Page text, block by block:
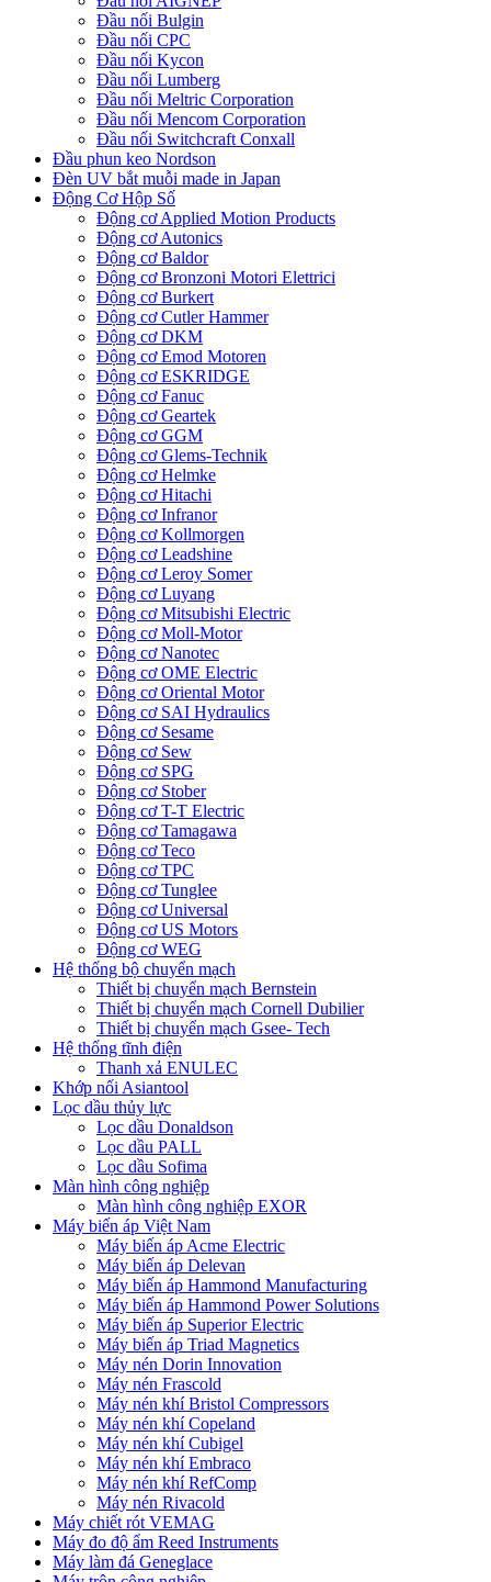
Đầu nối Bulgin
Đầu nối CPC
Đầu nối Kycon
Đầu nối Lumberg
Đầu nối Meltric Corporation
Đầu nối Mencom Corporation
Đầu nối Switchcraft Conxall
Đầu phun keo Nordson
Đèn UV bắt muỗi made in Japan
Động Cơ Hộp Số
Động cơ Applied Motion Products
Động cơ Autonics
Động cơ Baldor
Động cơ Bronzoni Motori Elettrici
Động cơ Burkert
Động cơ Cutler Hammer
Động cơ DKM
Động cơ Emod Motoren
Động cơ ESKRIDGE
Động cơ Fanuc
Động cơ Geartek
Động cơ GGM
Động cơ Glems-Technik
Động cơ Helmke
Động cơ Hitachi
Động cơ Infranor
Động cơ Kollmorgen
Động cơ Leadshine
Động cơ Leroy Somer
Động cơ Luyang
Động cơ Mitsubishi Electric
Động cơ Moll-Motor
Động cơ Nanotec
Động cơ OME Electric
Động cơ Oriental Motor
Động cơ SAI Hydraulics
Động cơ Sesame
Động cơ Sew
Động cơ SPG
Động cơ Stober
Động cơ T-T Electric
Động cơ Tamagawa
Động cơ Teco
Động cơ TPC
Động cơ Tunglee
Động cơ Universal
Động cơ US Motors
Động cơ WEG
Hệ thống bộ chuyển mạch
Thiết bị chuyển mạch Bernstein
Thiết bị chuyển mạch Cornell Dubilier
Thiết bị chuyển mạch Gsee- Tech
Hệ thống tĩnh điện
Thanh xả ENULEC
Khớp nối Asiantool
Lọc dầu thủy lực
Lọc dầu Donaldson
Lọc dầu PALL
Lọc dầu Sofima
Màn hình công nghiệp
Màn hình công nghiệp EXOR
Máy biến áp Việt Nam
Máy biến áp Acme Electric
Máy biến áp Delevan
Máy biến áp Hammond Manufacturing
Máy biến áp Hammond Power Solutions
Máy biến áp Superior Electric
Máy biến áp Triad Magnetics
Máy nén Dorin Innovation
Máy nén Frascold
Máy nén khí Bristol Compressors
Máy nén khí Copeland
Máy nén khí Cubigel
Máy nén khí Embraco
Máy nén khí RefComp
Máy nén Rivacold
Máy chiết rót VEMAG
Máy đo độ ẩm Reed Instruments
Máy làm đá Geneglace